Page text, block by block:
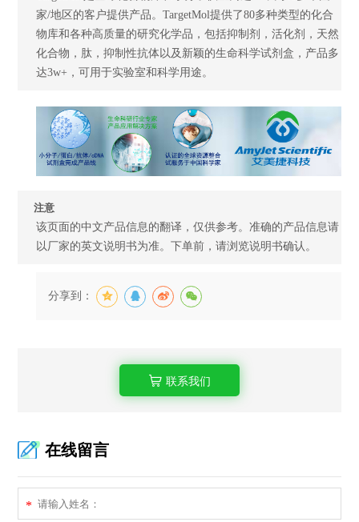
家/地区的客户提供产品。TargetMol提供了80多种类型的化合
物库和各种高质量的研究化学品，包括抑制剂，活化剂，天然
化合物，肽，抑制性抗体以及新颖的生命科学试剂盒，产品多
达3w+，可用于实验室和科学用途。
注意
该页面的中文产品信息的翻译，仅供参考。准确的产品信息请
以厂家的英文说明书为准。下单前，请浏览说明书确认。
分享到：
联系我们
在线留言
*